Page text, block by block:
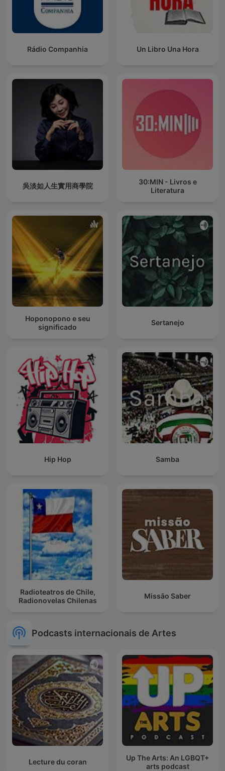
Rádio Companhia Un Libro Una Hora
吳淡如人生實用商學院
30:MIN - Livros e
Literatura
Hoponopono e seu
significado
Sertanejo
Hip Hop Samba
Radioteatros de Chile,
Radionovelas Chilenas
Missão Saber
Podcasts internacionais de Artes
Lecture du coran
Up The Arts: An LGBQT+
arts podcast